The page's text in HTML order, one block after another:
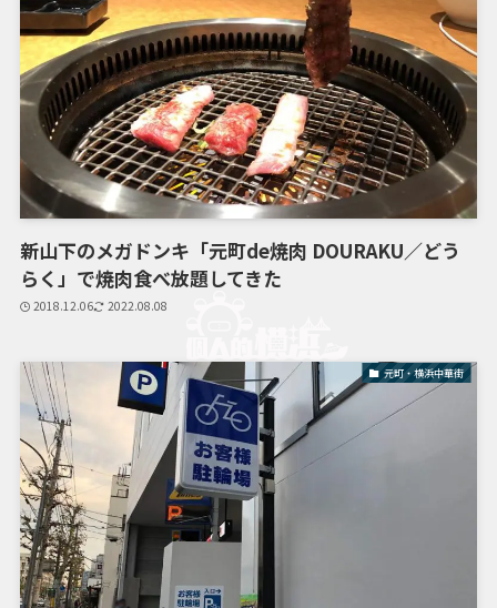
新山下のメガドンキ「元町de焼肉 DOURAKU／どう
らく」で焼肉食べ放題してきた
2018.12.06 2022.08.08
元町・横浜中華街